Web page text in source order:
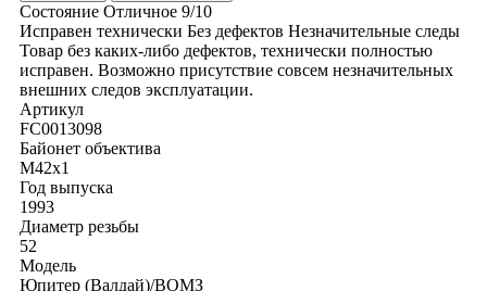
Состояние Отличное 9/10
Исправен технически Без дефектов Незначительные следы
Товар без каких-либо дефектов, технически полностью
исправен. Возможно присутствие совсем незначительных
внешних следов эксплуатации.
Артикул
FC0013098
Байонет объектива
M42x1
Год выпуска
1993
Диаметр резьбы
52
Модель
Юпитер (Валдай)/ВОМЗ